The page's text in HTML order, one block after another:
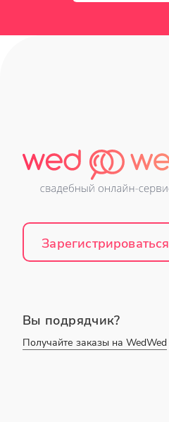
Зарегистрироваться
Вы подрядчик?
Получайте заказы на WedWed